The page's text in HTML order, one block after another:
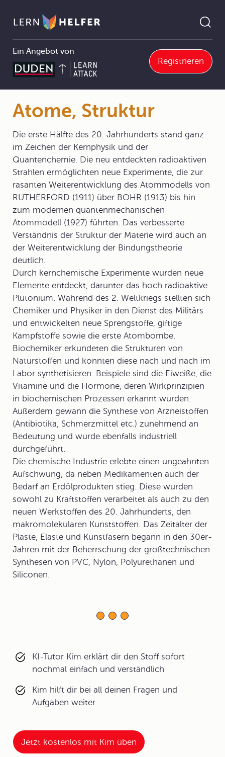
Ein Angebot von
Registrieren
Pfadnavigation
2 Struktur und Eigenschaften von Stoffen 2.2 Atome und Atombindung Atome, Struktur
Atome, Struktur
Die erste Hälfte des 20. Jahrhunderts stand ganz
im Zeichen der Kernphysik und der
Quantenchemie. Die neu entdeckten radioaktiven
Strahlen ermöglichten neue Experimente, die zur
rasanten Weiterentwicklung des Atommodells von
RUTHERFORD (1911) über BOHR (1913) bis hin
zum modernen quantenmechanischen
Atommodell (1927) führten. Das verbesserte
Verständnis der Struktur der Materie wird auch an
der Weiterentwicklung der Bindungstheorie
deutlich.
Durch kernchemische Experimente wurden neue
Elemente entdeckt, darunter das hoch radioaktive
Plutonium. Während des 2. Weltkriegs stellten sich
Chemiker und Physiker in den Dienst des Militärs
und entwickelten neue Sprengstoffe, giftige
Kampfstoffe sowie die erste Atombombe.
Biochemiker erkundeten die Strukturen von
Naturstoffen und konnten diese nach und nach im
Labor synthetisieren. Beispiele sind die Eiweiße, die
Vitamine und die Hormone, deren Wirkprinzipien
in biochemischen Prozessen erkannt wurden.
Außerdem gewann die Synthese von Arzneistoffen
(Antibiotika, Schmerzmittel etc.) zunehmend an
Bedeutung und wurde ebenfalls industriell
durchgeführt.
Die chemische Industrie erlebte einen ungeahnten
Aufschwung, da neben Medikamenten auch der
Bedarf an Erdölprodukten stieg. Diese wurden
sowohl zu Kraftstoffen verarbeitet als auch zu den
neuen Werkstoffen des 20. Jahrhunderts, den
makromolekularen Kunststoffen. Das Zeitalter der
Plaste, Elaste und Kunstfasern begann in den 30er-
Jahren mit der Beherrschung der großtechnischen
Synthesen von PVC, Nylon, Polyurethanen und
Siliconen.
KI-Tutor Kim erklärt dir den Stoff sofort
nochmal einfach und verständlich
Kim hilft dir bei all deinen Fragen und
Aufgaben weiter
Jetzt kostenlos mit Kim üben